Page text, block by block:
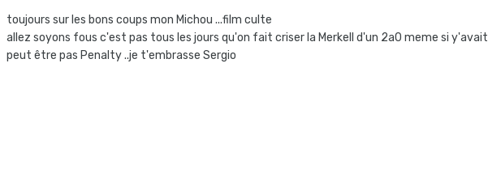
toujours sur les bons coups mon Michou ...film culte
allez soyons fous c'est pas tous les jours qu'on fait criser la Merkell d'un 2a0 meme si y'avait
peut être pas Penalty ..je t'embrasse Sergio